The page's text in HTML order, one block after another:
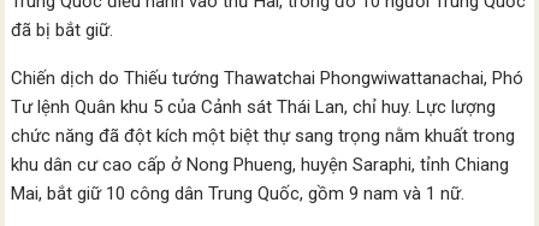
đã bị bắt giữ.
Chiến dịch do Thiếu tướng Thawatchai Phongwiwattanachai, Phó
Tư lệnh Quân khu 5 của Cảnh sát Thái Lan, chỉ huy. Lực lượng
chức năng đã đột kích một biệt thự sang trọng nằm khuất trong
khu dân cư cao cấp ở Nong Phueng, huyện Saraphi, tỉnh Chiang
Mai, bắt giữ 10 công dân Trung Quốc, gồm 9 nam và 1 nữ.